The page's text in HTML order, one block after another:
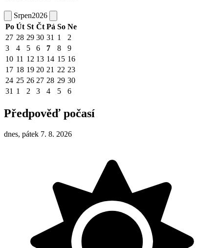
Srpen2026
Po Út St Čt Pá So Ne
27 28 29 30 31 1
2
3
4 5 6 7 8
9
10 11 12 13 14 15 16
17 18 19 20 21 22 23
24 25 26 27 28 29 30
31 1 2 3 4 5 6
Předpověď počasí
dnes, pátek 7. 8. 2026